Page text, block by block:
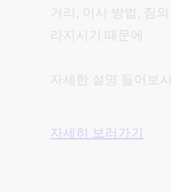
거리, 이사 방법, 짐
라지시기 때문에
자세한 설명 들어보
자세히 보러가기